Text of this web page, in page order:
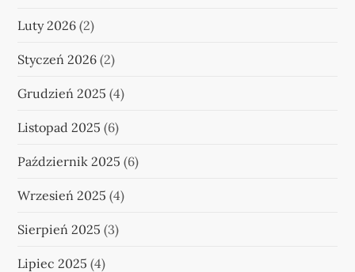
Luty 2026 (2)
Styczeń 2026 (2)
Grudzień 2025 (4)
Listopad 2025 (6)
Październik 2025 (6)
Wrzesień 2025 (4)
Sierpień 2025 (3)
Lipiec 2025 (4)